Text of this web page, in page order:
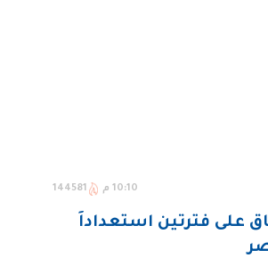
10:10 م 144581
على فترتين استعداداً